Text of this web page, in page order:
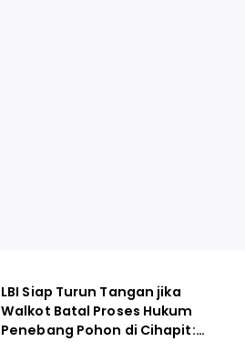
LBI Siap Turun Tangan jika
Walkot Batal Proses Hukum
Penebang Pohon di Cihapit: